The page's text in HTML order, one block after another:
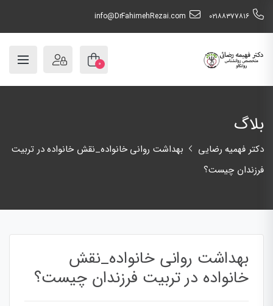
٠٢١٨٨٣٧٧٨١٦ info@DrFahimehRezai.com
۰
بلاگ
دکتر فهمیه رضایی
بهداشت روانی خانواده_نقش خانواده در تربیت
فرزندان چیست؟
بهداشت روانی خانواده_نقش
خانواده در تربیت فرزندان چیست؟